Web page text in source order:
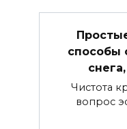
способы
Чистота
вопрос